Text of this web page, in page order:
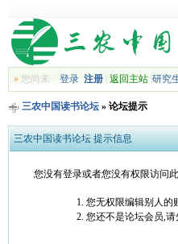
»您尚未 登录 注册| 返回主站| 研究
三农中国读书论坛» 论坛提示
三农中国读书论坛 提示信息
您没有登录或者您没有权限访问
您无权限编辑别人的
您还不是论坛会员,